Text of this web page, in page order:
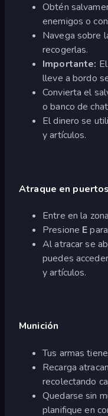
Obtén
enemigos o
Navega sobre
recogerlas.
Importante:
lleve a bordo
Convierta el
o banco de
El dinero se
y artículos.
Atraque en puertos
Entre en la
Presione E
Al atracar se
puedes
y artículos.
Munición
Tus armas
Recarga
recolectando
Quedarse sin
planifique en